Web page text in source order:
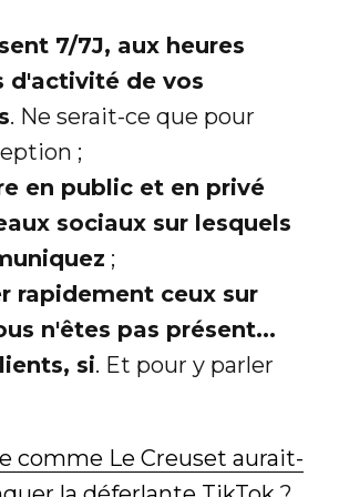
7/7J, aux heures
d'activité de vos
. Ne serait-ce que pour
;
en public et en privé
sociaux sur lesquels
;
rapidement ceux sur
n'êtes pas présent...
si. Et pour y parler
comme Le Creuset aurait-